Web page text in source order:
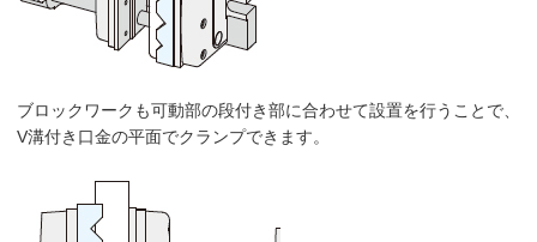
ブロックワークも可動部の段付き部に合わせて設置を行うことで、
V溝付き口金の平面でクランプできます。